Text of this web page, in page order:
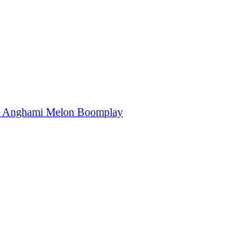
Anghami Melon Boomplay